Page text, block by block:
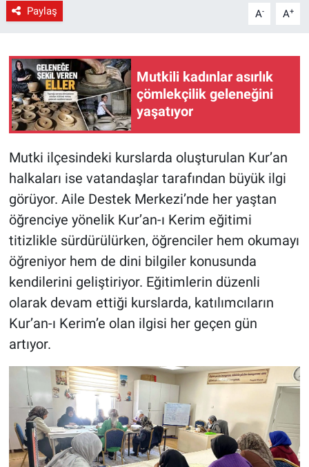
Paylaş A- A+
Mutkili kadınlar asırlık
çömlekçilik geleneğini
yaşatıyor
Mutki ilçesindeki kurslarda oluşturulan Kur’an
halkaları ise vatandaşlar tarafından büyük ilgi
görüyor. Aile Destek Merkezi’nde her yaştan
öğrenciye yönelik Kur’an-ı Kerim eğitimi
titizlikle sürdürülürken, öğrenciler hem okumayı
öğreniyor hem de dini bilgiler konusunda
kendilerini geliştiriyor. Eğitimlerin düzenli
olarak devam ettiği kurslarda, katılımcıların
Kur’an-ı Kerim’e olan ilgisi her geçen gün
artıyor.
Spor